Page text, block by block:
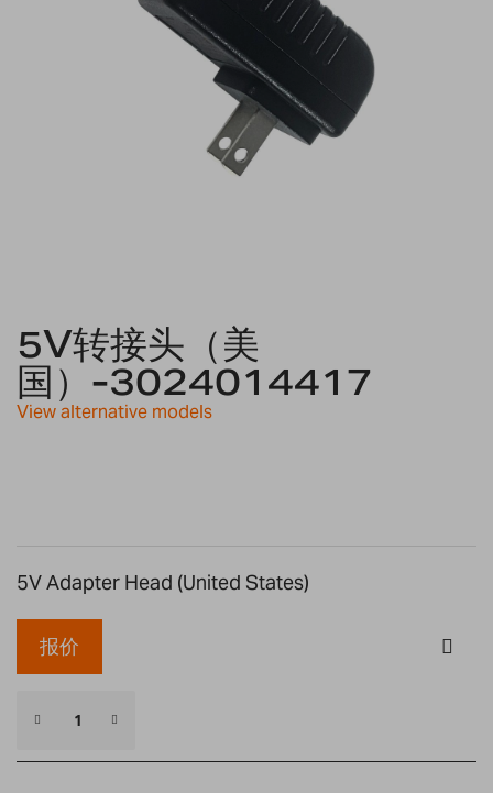
the
beginning
of
the
5V转接头（美
国）-3024014417
View alternative models
5V Adapter Head (United States)
报价